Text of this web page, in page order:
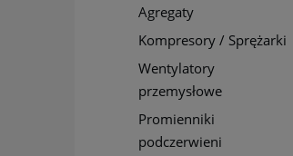
Agregaty
Kompresory / Sprężarki
Wentylatory
przemysłowe
Promienniki
podczerwieni